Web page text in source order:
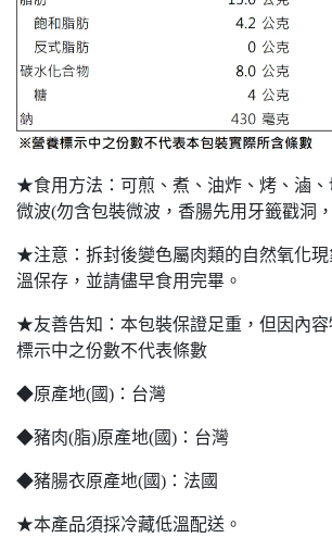
★食用方法：可煎、煮、油炸、烤、滷
微波(勿含包裝微波，香腸先用牙籤戳洞
★注意：拆封後變色屬肉類的自然氧化
溫保存，並請儘早食用完畢。
★友善告知：本包裝保證足重，但因內
標示中之份數不代表條數
◆原產地(國)：台灣
◆豬肉(脂)原產地(國)：台灣
◆豬腸衣原產地(國)：法國
★本產品須採冷藏低溫配送。